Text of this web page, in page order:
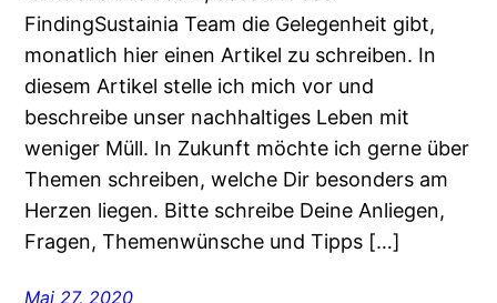
FindingSustainia Team die Gelegenheit gibt,
monatlich hier einen Artikel zu schreiben. In
diesem Artikel stelle ich mich vor und
beschreibe unser nachhaltiges Leben mit
weniger Müll. In Zukunft möchte ich gerne über
Themen schreiben, welche Dir besonders am
Herzen liegen. Bitte schreibe Deine Anliegen,
Fragen, Themenwünsche und Tipps […]
Mai 27, 2020